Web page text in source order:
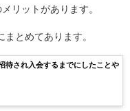
リットがあります。
とめてあります。
され入会するまでにしたことや